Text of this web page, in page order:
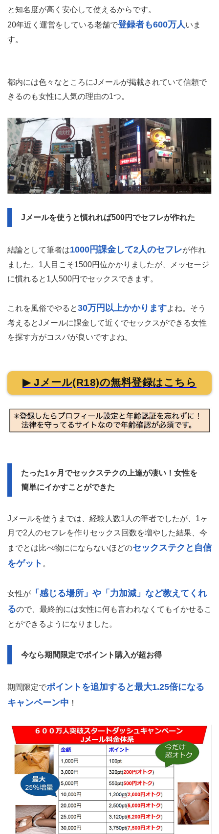
と知名度が高く安心して使えるからです。
20年近く運営をしている老舗で登録者も600万人いま
す。
都内には色々なところにJメールが掲載されていて信頼で
きるのも女性に人気の理由の1つ。
Jメールを使うと慣れれば500円でセフレが作れた
結論として筆者は1000円課金して2人のセフレが作れ
ました。1人目こそ1500円位かかりましたが、メッセージ
に慣れると1人500円でセックスできます。
これを風俗でやると30万円以上かかりますよね。そう
考えるとJメールに課金して近くでセックスができる女性
を探す方がコスパが良いですよね。
▶ Jメール(R18)の無料登録はこちら
たった1ヶ月でセックステクの上達が凄い！女性を
簡単にイかすことができた
Jメールを使うまでは、経験人数1人の筆者でしたが、1ヶ
月で2人のセフレを作りセックス回数を増やした結果、今
までとは比べ物ににならないほどのセックステクと自信
をゲット 。
女性が 「感じる場所」や「力加減」など教えてくれ
るので、最終的には女性に何も言われなくてもイかせるこ
とができるようになりました。
今なら期間限定でポイント購入が超お得
期間限定でポイントを追加すると最大1.25倍になる
キャンペーン中 ！